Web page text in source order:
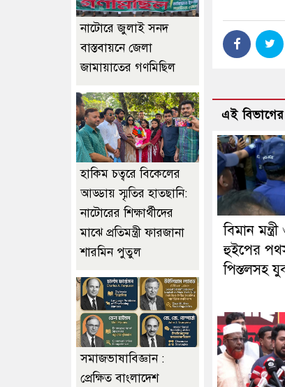
এই
বিমান
হুইপের
পিস্তলসহ
নাটোরে জুলাই সনদ
বাস্তবায়নে জেলা
জামায়াতের গণমিছিল
হাকিম চত্বরে বিকেলের
আড্ডায় স্মৃতির হাতছানি:
নাটোরের শিক্ষার্থীদের
মাঝে প্রতিমন্ত্রী ফারজানা
শারমিন পুতুল
সমাজভাষাবিজ্ঞান :
প্রেক্ষিত বাংলাদেশ